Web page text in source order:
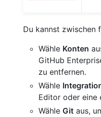
Du kannst zwischen
Wähle Konten
GitHub
zu entfernen.
Wähle
Editor oder eine
Wähle Git aus,